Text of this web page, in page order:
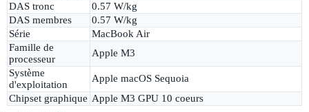
DAS tronc
0.57 W/kg
DAS membres
0.57 W/kg
Série
MacBook Air
Famille de
processeur
Apple M3
Système
d'exploitation
Apple macOS Sequoia
Chipset graphique Apple M3 GPU 10 coeurs